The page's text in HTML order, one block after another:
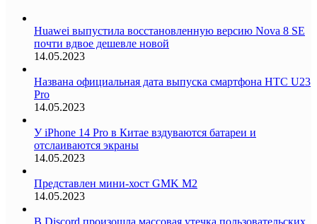
Huawei выпустила восстановленную версию Nova 8 SE
почти вдвое дешевле новой
14.05.2023
Названа официальная дата выпуска смартфона HTC U23
Pro
14.05.2023
У iPhone 14 Pro в Китае вздуваются батареи и
отслаиваются экраны
14.05.2023
Представлен мини-хост GMK M2
14.05.2023
В Discord произошла массовая утечка пользовательских